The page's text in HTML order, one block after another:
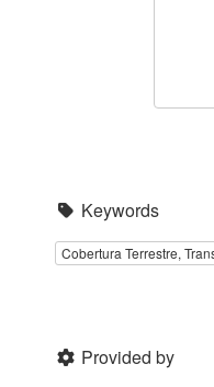
Keywords
Cobertura Terrestre,
Provided by